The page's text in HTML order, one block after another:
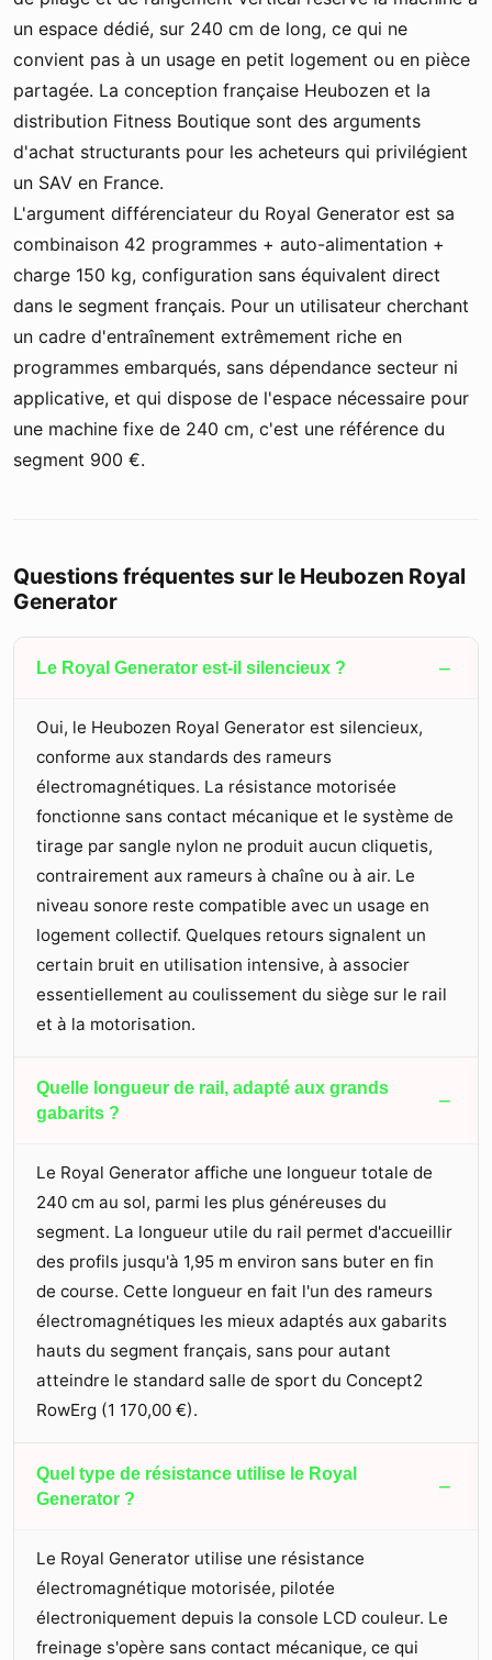
un espace dédié, sur 240 cm de long, ce qui ne
convient pas à un usage en petit logement ou en pièce
partagée. La conception française Heubozen et la
distribution Fitness Boutique sont des arguments
d'achat structurants pour les acheteurs qui privilégient
un SAV en France.
L'argument différenciateur du Royal Generator est sa
combinaison 42 programmes + auto-alimentation +
charge 150 kg, configuration sans équivalent direct
dans le segment français. Pour un utilisateur cherchant
un cadre d'entraînement extrêmement riche en
programmes embarqués, sans dépendance secteur ni
applicative, et qui dispose de l'espace nécessaire pour
une machine fixe de 240 cm, c'est une référence du
segment 900 €.
Questions fréquentes sur le Heubozen Royal
Generator
Le Royal Generator est-il silencieux ? −
Oui, le Heubozen Royal Generator est silencieux,
conforme aux standards des rameurs
électromagnétiques. La résistance motorisée
fonctionne sans contact mécanique et le système de
tirage par sangle nylon ne produit aucun cliquetis,
contrairement aux rameurs à chaîne ou à air. Le
niveau sonore reste compatible avec un usage en
logement collectif. Quelques retours signalent un
certain bruit en utilisation intensive, à associer
essentiellement au coulissement du siège sur le rail
et à la motorisation.
Quelle longueur de rail, adapté aux grands
gabarits ?
−
Le Royal Generator affiche une longueur totale de
240 cm au sol, parmi les plus généreuses du
segment. La longueur utile du rail permet d'accueillir
des profils jusqu'à 1,95 m environ sans buter en fin
de course. Cette longueur en fait l'un des rameurs
électromagnétiques les mieux adaptés aux gabarits
hauts du segment français, sans pour autant
atteindre le standard salle de sport du Concept2
RowErg (1 170,00 €).
Quel type de résistance utilise le Royal
Generator ?
−
Le Royal Generator utilise une résistance
électromagnétique motorisée, pilotée
électroniquement depuis la console LCD couleur. Le
freinage s'opère sans contact mécanique, ce qui